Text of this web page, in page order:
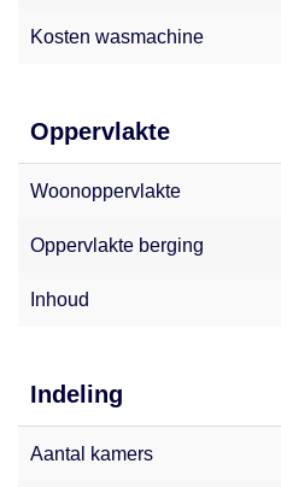
Kosten wasmachine
Oppervlakte
Woonoppervlakte
Oppervlakte berging
Inhoud
Indeling
Aantal kamers